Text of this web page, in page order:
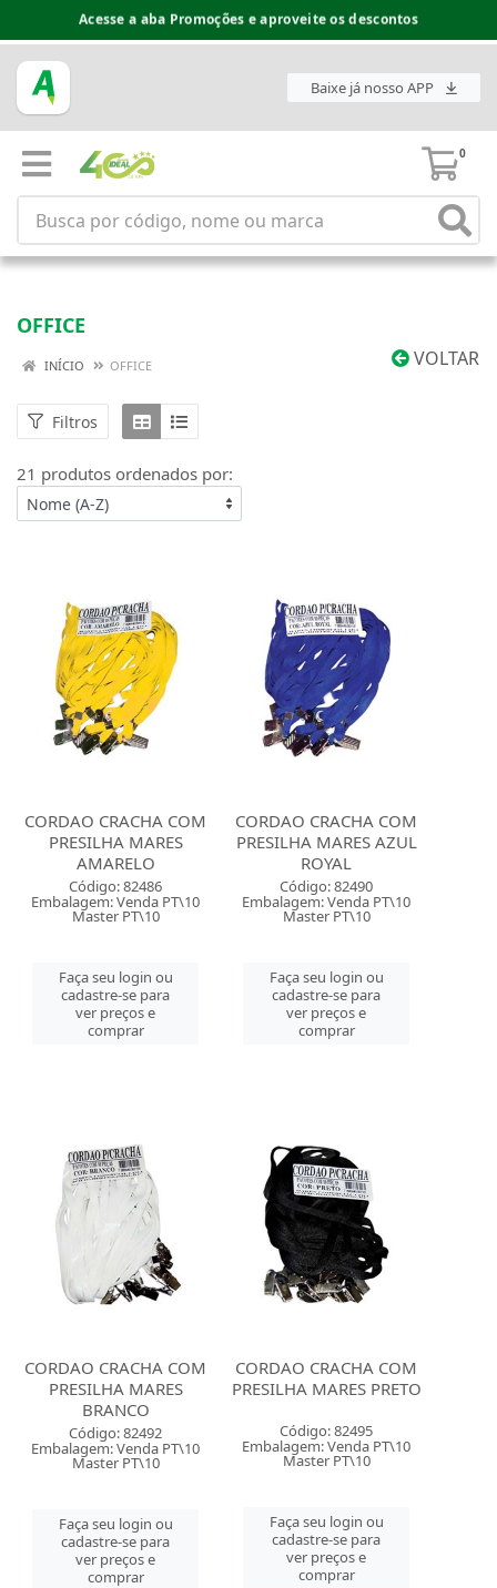
Espaço do Fornecedor disponível no acesso superior
Baixe já nosso APP
0
OFFICE
VOLTAR
INÍCIO OFFICE
Filtros
21 produtos ordenados por:
CORDAO CRACHA COM
PRESILHA MARES
AMARELO
Código: 82486
Embalagem: Venda PT\10
Master PT\10
Faça seu login ou
cadastre-se para
ver preços e
comprar
CORDAO CRACHA COM
PRESILHA MARES AZUL
ROYAL
Código: 82490
Embalagem: Venda PT\10
Master PT\10
Faça seu login ou
cadastre-se para
ver preços e
comprar
CORDAO CRACHA COM
PRESILHA MARES
BRANCO
Código: 82492
Embalagem: Venda PT\10
Master PT\10
Faça seu login ou
cadastre-se para
ver preços e
comprar
CORDAO CRACHA COM
PRESILHA MARES PRETO
Código: 82495
Embalagem: Venda PT\10
Master PT\10
Faça seu login ou
cadastre-se para
ver preços e
comprar